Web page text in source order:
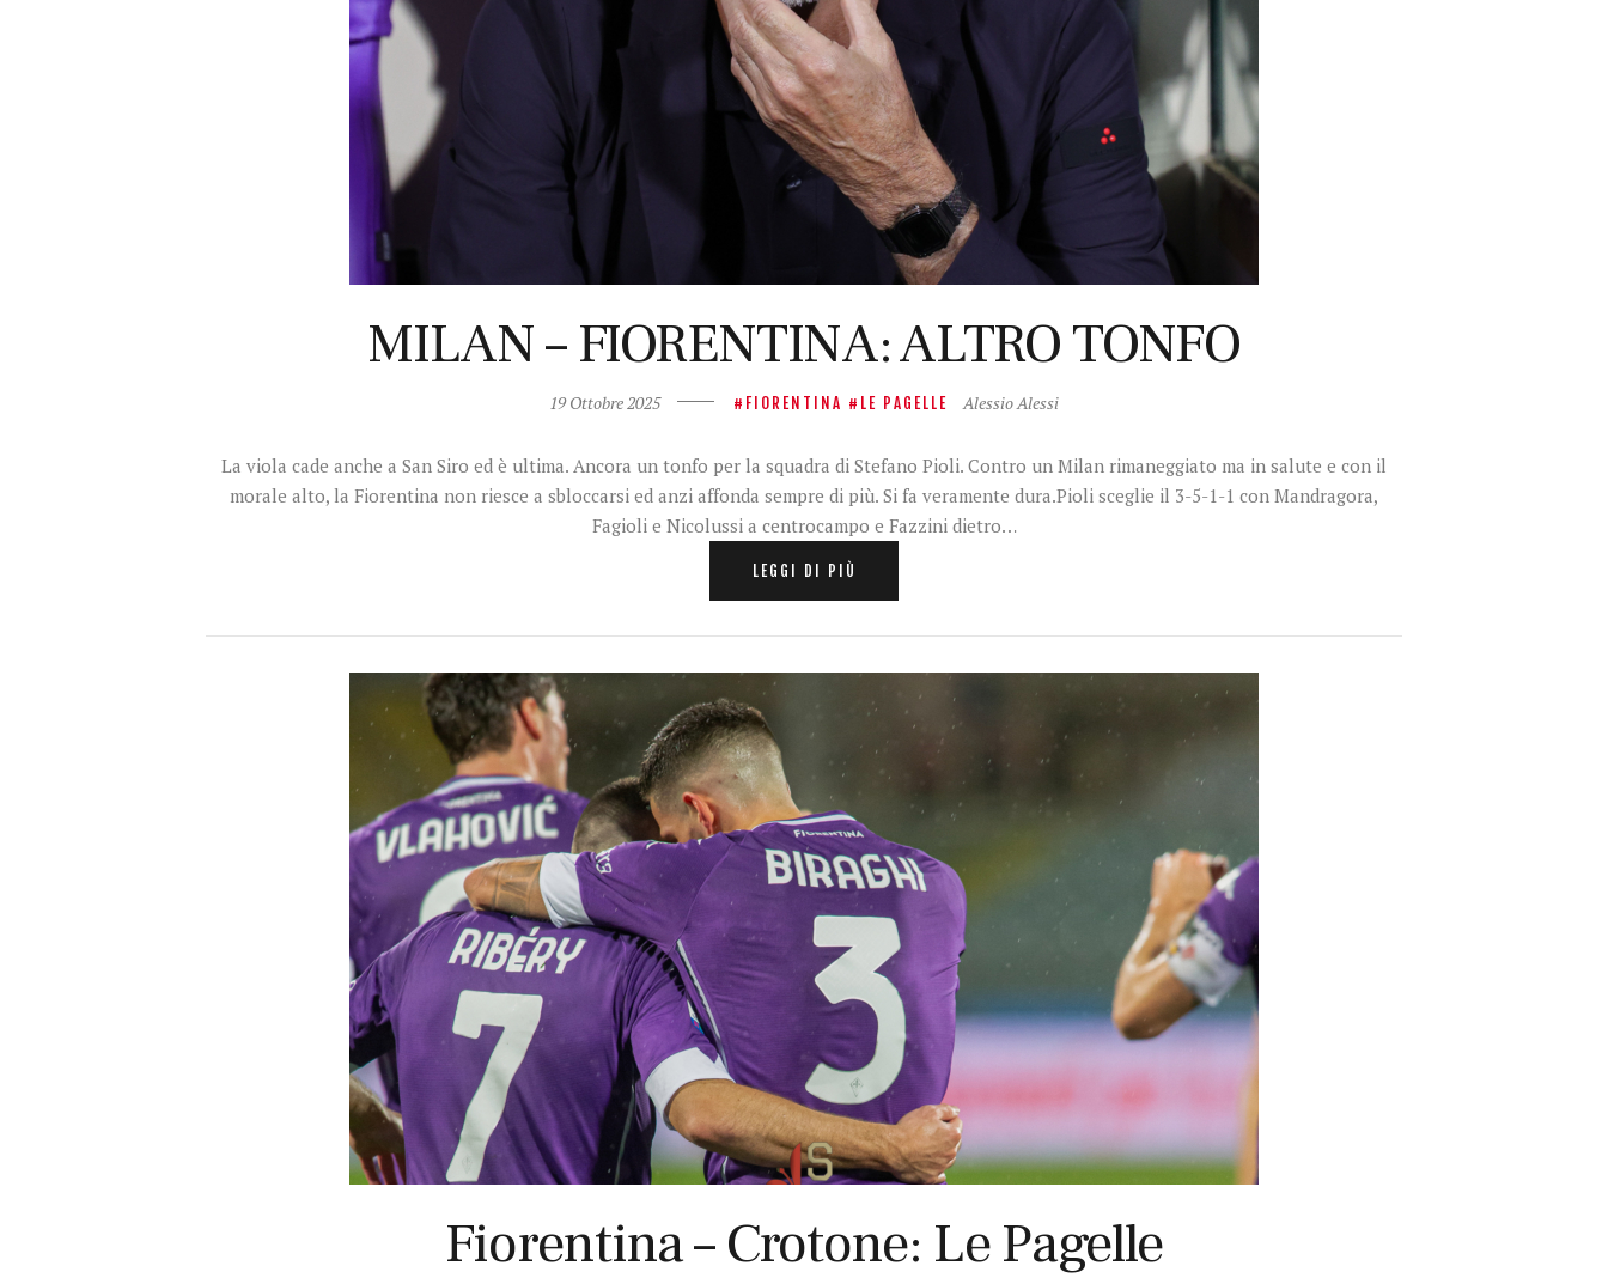
MILAN – FIORENTINA: ALTRO TONFO
19 Ottobre 2025 FIORENTINA LE PAGELLE Alessio Alessi
La viola cade anche a San Siro ed è ultima. Ancora un tonfo per la squadra di Stefano Pioli. Contro un Milan rimaneggiato ma in salute e con il
morale alto, la Fiorentina non riesce a sbloccarsi ed anzi affonda sempre di più. Si fa veramente dura.Pioli sceglie il 3-5-1-1 con Mandragora,
Fagioli e Nicolussi a centrocampo e Fazzini dietro…
LEGGI DI PIÙ
Fiorentina – Crotone: Le Pagelle